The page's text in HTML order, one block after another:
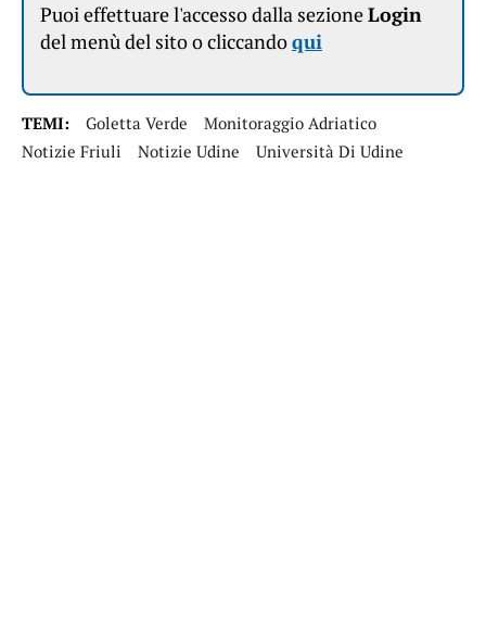
Puoi effettuare l'accesso dalla sezioneLogin
del menù del sito o cliccandoqui
TEMI: Goletta Verde
Monitoraggio Adriatico
Notizie Friuli
Notizie Udine Università Di Udine